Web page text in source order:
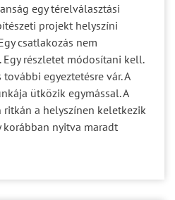
egy térelválasztási
projekt helyszíni
csatlakozás nem
részletet módosítani kell.
egyeztetésre vár. A
ütközik egymással. A
a helyszínen keletkezik
korábban nyitva maradt
részletnek tűnik, az a